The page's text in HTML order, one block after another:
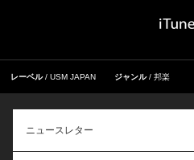
レーベル USM JAPAN ジャンル 邦楽
ニュースレター